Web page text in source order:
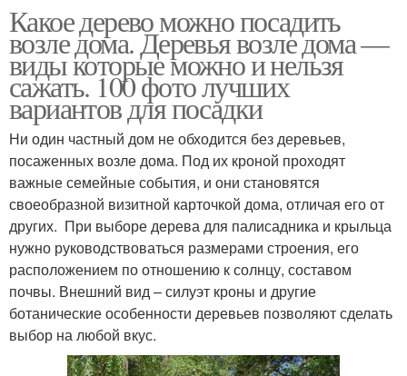
Декоративное дерево Тропическое дерево
Какое дерево можно посадить
возле дома. Деревья возле дома —
виды которые можно и нельзя
сажать. 100 фото лучших
вариантов для посадки
Ни один частный дом не обходится без деревьев,
посаженных возле дома. Под их кроной проходят
важные семейные события, и они становятся
своеобразной визитной карточкой дома, отличая его от
других. При выборе дерева для палисадника и крыльца
нужно руководствоваться размерами строения, его
расположением по отношению к солнцу, составом
почвы. Внешний вид – силуэт кроны и другие
ботанические особенности деревьев позволяют сделать
выбор на любой вкус.